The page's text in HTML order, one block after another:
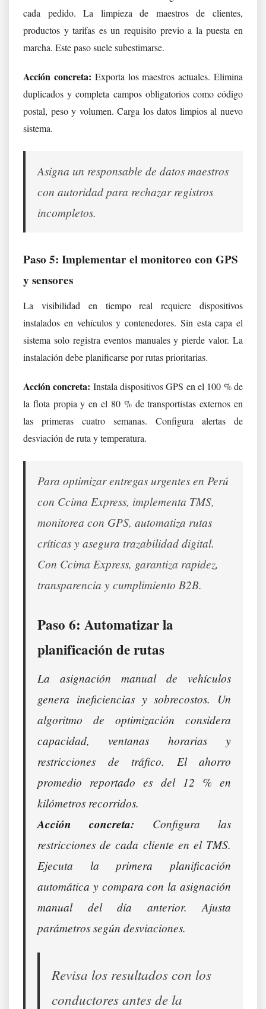
cada pedido. La limpieza de maestros de clientes,
productos y tarifas es un requisito previo a la puesta en
marcha. Este paso suele subestimarse.
Acción concreta: Exporta los maestros actuales. Elimina
duplicados y completa campos obligatorios como código
postal, peso y volumen. Carga los datos limpios al nuevo
sistema.
Asigna un responsable de datos maestros
con autoridad para rechazar registros
incompletos.
Paso 5: Implementar el monitoreo con GPS
y sensores
La visibilidad en tiempo real requiere dispositivos
instalados en vehículos y contenedores. Sin esta capa el
sistema solo registra eventos manuales y pierde valor. La
instalación debe planificarse por rutas prioritarias.
Acción concreta: Instala dispositivos GPS en el 100 % de
la flota propia y en el 80 % de transportistas externos en
las primeras cuatro semanas. Configura alertas de
desviación de ruta y temperatura.
Para optimizar entregas urgentes en Perú
con Ccima Express, implementa TMS,
monitorea con GPS, automatiza rutas
críticas y asegura trazabilidad digital.
Con Ccima Express, garantiza rapidez,
transparencia y cumplimiento B2B.
Paso 6: Automatizar la
planificación de rutas
La asignación manual de vehículos
genera ineficiencias y sobrecostos. Un
algoritmo de optimización considera
capacidad, ventanas horarias y
restricciones de tráfico. El ahorro
promedio reportado es del 12 % en
kilómetros recorridos.
Acción concreta: Configura las
restricciones de cada cliente en el TMS.
Ejecuta la primera planificación
automática y compara con la asignación
manual del día anterior. Ajusta
parámetros según desviaciones.
Revisa los resultados con los
conductores antes de la